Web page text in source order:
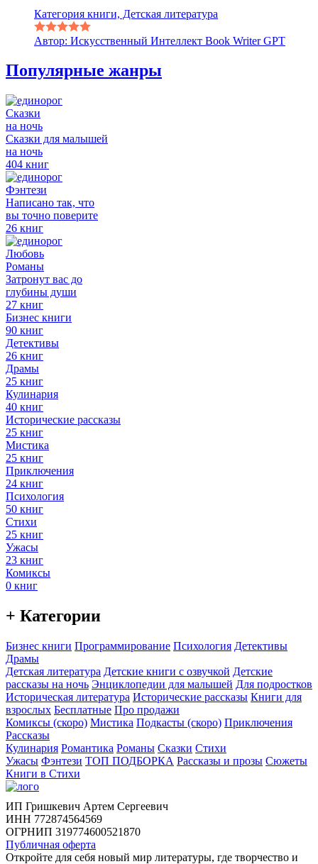
Категория книги, Детская литература
Автор: Искусственный Интеллект Book Writer GPT
Популярные жанры
Сказки
на ночь
Сказки для малышей
на ночь
404 книг
Фэнтези
Написано так, что
вы точно поверите
26 книг
Любовь
Романы
Затронут вас до
глубины души
27 книг
Бизнес книги
90 книг
Детективы
26 книг
Драмы
25 книг
Кулинария
40 книг
Исторические рассказы
25 книг
Мистика
25 книг
Приключения
24 книг
Психология
50 книг
Стихи
25 книг
Ужасы
23 книг
Комиксы
0 книг
+ Категории
Бизнес книги Программирование Психология Детективы
Драмы
Детская литература Детские книги с озвучкой Детские
рассказы на ночь Энциклопедии для малышей Для подростков
Историческая литература Исторические рассказы Книги для
взрослых Бесплатные Про продажи
Комиксы (скоро) Мистика Подкасты (скоро) Приключения
Рассказы
Кулинария Романтика Романы Сказки Стихи
Ужасы Фэнтези ТОП ПОДБОРКА Рассказы и прозы Сюжеты
Книги в Стихи
ИП Гришкевич Артем Сергеевич
ИНН 772874564569
ОГРНИП 319774600521870
Публичная оферта
Откройте для себя новый мир литературы, где творчество и